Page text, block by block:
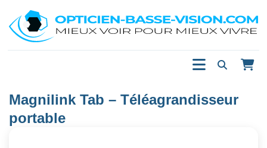
Magnilink Tab – Téléagrandisseur
portable